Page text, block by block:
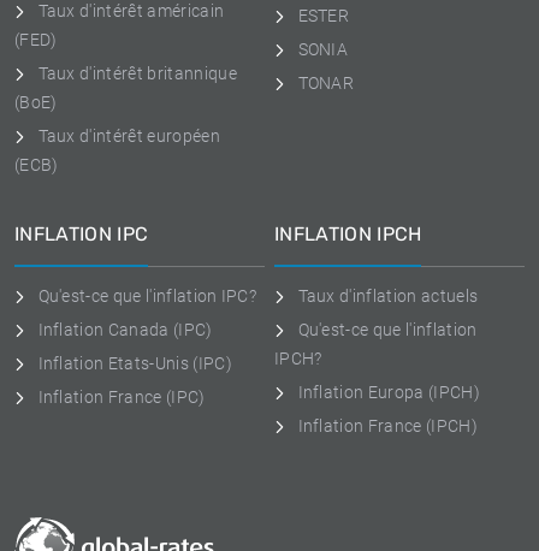
Taux d'intérêt américain
(FED)
Taux d'intérêt britannique
(BoE)
Taux d'intérêt européen
(ECB)
ESTER
SONIA
TONAR
INFLATION IPC
Qu'est-ce que l'inflation IPC?
Inflation Canada (IPC)
Inflation Etats-Unis (IPC)
Inflation France (IPC)
INFLATION IPCH
Taux d'inflation actuels
Qu'est-ce que l'inflation
IPCH?
Inflation Europa (IPCH)
Inflation France (IPCH)